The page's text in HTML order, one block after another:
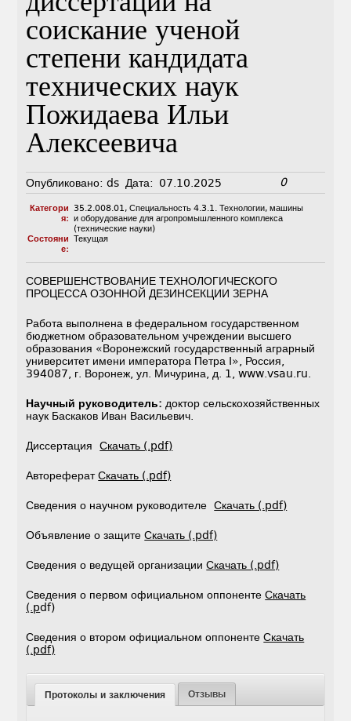
соискание ученой
степени кандидата
технических наук
Пожидаева Ильи
Алексеевича
Опубликовано: ds Дата: 07.10.2025 0
Категори
я:
35.2.008.01, Специальность 4.3.1. Технологии, машины
и оборудование для агропромышленного комплекса
(технические науки)
Состояни
е:
Текущая
СОВЕРШЕНСТВОВАНИЕ ТЕХНОЛОГИЧЕСКОГО
ПРОЦЕССА ОЗОННОЙ ДЕЗИНСЕКЦИИ ЗЕРНА
Работа выполнена в федеральном государственном
бюджетном образовательном учреждении высшего
образования «Воронежский государственный аграрный
университет имени императора Петра I», Россия,
394087, г. Воронеж, ул. Мичурина, д. 1, www.vsau.ru.
Научный руководитель: доктор сельскохозяйственных
наук Баскаков Иван Васильевич.
ДиссертацияСкачать (.pdf)
АвторефератСкачать (.pdf)
Сведения о научном руководителеСкачать (.pdf)
Объявление о защитеСкачать (.pdf)
Сведения о ведущей организацииСкачать (.pdf)
Сведения о первом официальном оппонентеСкачать
(.pdf)
Сведения о втором официальном оппонентеСкачать
(.pdf)
Протоколы и заключения Отзывы